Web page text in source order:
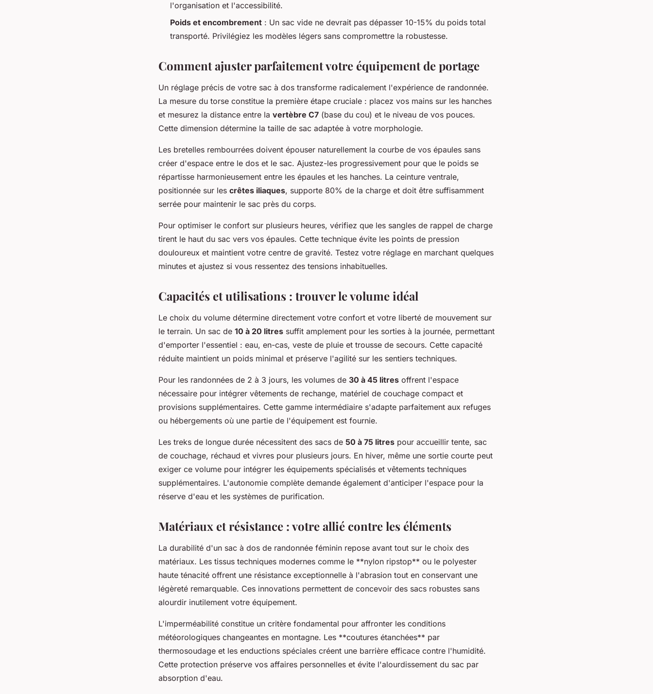
l'organisation et l'accessibilité.
Poids et encombrement : Un sac vide ne devrait pas dépasser 10-15% du poids total
transporté. Privilégiez les modèles légers sans compromettre la robustesse.
Comment ajuster parfaitement votre équipement de portage
Un réglage précis de votre sac à dos transforme radicalement l'expérience de randonnée.
La mesure du torse constitue la première étape cruciale : placez vos mains sur les hanches
et mesurez la distance entre la vertèbre C7 (base du cou) et le niveau de vos pouces.
Cette dimension détermine la taille de sac adaptée à votre morphologie.
Les bretelles rembourrées doivent épouser naturellement la courbe de vos épaules sans
créer d'espace entre le dos et le sac. Ajustez-les progressivement pour que le poids se
répartisse harmonieusement entre les épaules et les hanches. La ceinture ventrale,
positionnée sur les crêtes iliaques, supporte 80% de la charge et doit être suffisamment
serrée pour maintenir le sac près du corps.
Pour optimiser le confort sur plusieurs heures, vérifiez que les sangles de rappel de charge
tirent le haut du sac vers vos épaules. Cette technique évite les points de pression
douloureux et maintient votre centre de gravité. Testez votre réglage en marchant quelques
minutes et ajustez si vous ressentez des tensions inhabituelles.
Capacités et utilisations : trouver le volume idéal
Le choix du volume détermine directement votre confort et votre liberté de mouvement sur
le terrain. Un sac de 10 à 20 litres suffit amplement pour les sorties à la journée, permettant
d'emporter l'essentiel : eau, en-cas, veste de pluie et trousse de secours. Cette capacité
réduite maintient un poids minimal et préserve l'agilité sur les sentiers techniques.
Pour les randonnées de 2 à 3 jours, les volumes de 30 à 45 litres offrent l'espace
nécessaire pour intégrer vêtements de rechange, matériel de couchage compact et
provisions supplémentaires. Cette gamme intermédiaire s'adapte parfaitement aux refuges
ou hébergements où une partie de l'équipement est fournie.
Les treks de longue durée nécessitent des sacs de 50 à 75 litres pour accueillir tente, sac
de couchage, réchaud et vivres pour plusieurs jours. En hiver, même une sortie courte peut
exiger ce volume pour intégrer les équipements spécialisés et vêtements techniques
supplémentaires. L'autonomie complète demande également d'anticiper l'espace pour la
réserve d'eau et les systèmes de purification.
Matériaux et résistance : votre allié contre les éléments
La durabilité d'un sac à dos de randonnée féminin repose avant tout sur le choix des
matériaux. Les tissus techniques modernes comme le **nylon ripstop** ou le polyester
haute ténacité offrent une résistance exceptionnelle à l'abrasion tout en conservant une
légèreté remarquable. Ces innovations permettent de concevoir des sacs robustes sans
alourdir inutilement votre équipement.
L'imperméabilité constitue un critère fondamental pour affronter les conditions
météorologiques changeantes en montagne. Les **coutures étanchées** par
thermosoudage et les enductions spéciales créent une barrière efficace contre l'humidité.
Cette protection préserve vos affaires personnelles et évite l'alourdissement du sac par
absorption d'eau.